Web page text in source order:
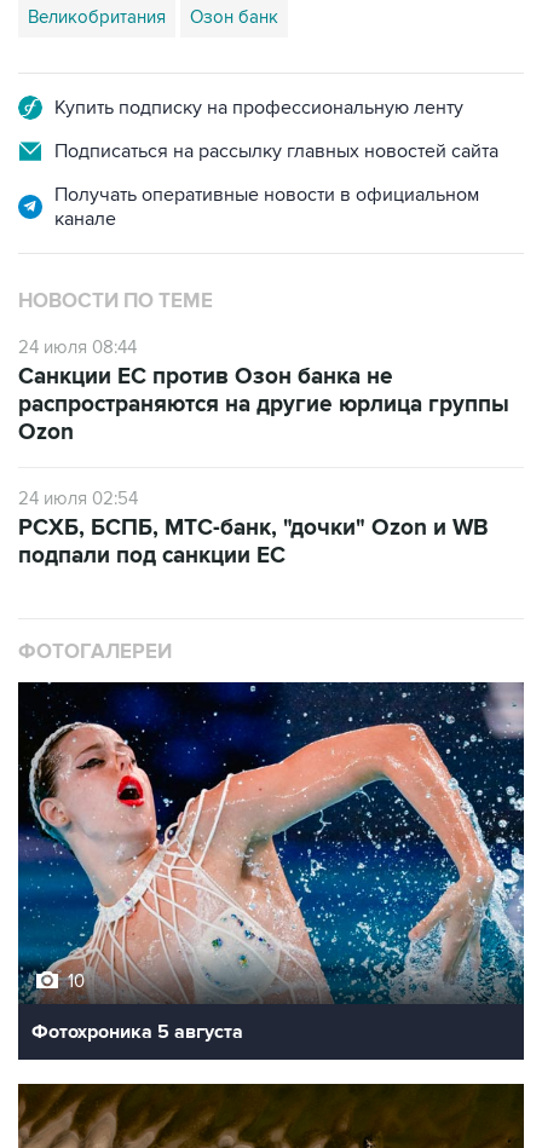
Великобритания Озон банк
Купить подписку на профессиональную ленту
Подписаться на рассылку главных новостей сайта
Получать оперативные новости в официальном
канале
НОВОСТИ ПО ТЕМЕ
24 июля 08:44
Санкции ЕС против Озон банка не
распространяются на другие юрлица группы
Ozon
24 июля 02:54
РСХБ, БСПБ, МТС-банк, "дочки" Ozon и WB
подпали под санкции ЕС
ФОТОГАЛЕРЕИ
10
Фотохроника 5 августа